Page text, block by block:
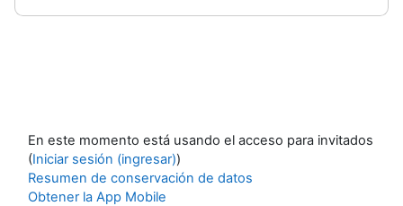
En este momento está usando el acceso para invitados
(Iniciar sesión (ingresar))
Resumen de conservación de datos
Obtener la App Mobile